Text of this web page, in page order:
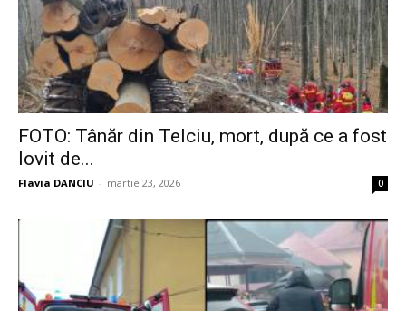
FOTO: Tânăr din Telciu, mort, după ce a fost
lovit de...
Flavia DANCIU - martie 23, 2026 0